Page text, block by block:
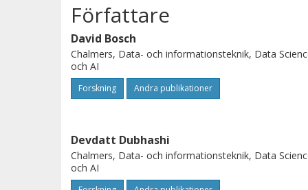
regularization. In particular, we
random feature models with elastic
equivalent to a surrogate Gaussian
moments. We numerically
and show experimentally that the
Författare
David Bosch
Chalmers, Data- och informationsteknik, Data
och AI
Forskning Andra publikationer
Devdatt Dubhashi
Chalmers, Data- och informationsteknik, Data
och AI